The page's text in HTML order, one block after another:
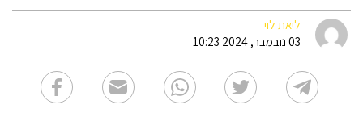
ליאת לוי
03 נובמבר, 2024 10:23